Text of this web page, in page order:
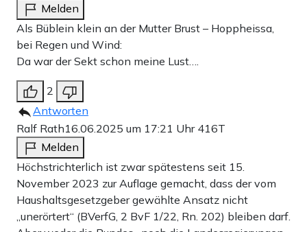
Melden
Als Büblein klein an der Mutter Brust – Hoppheissa,
bei Regen und Wind:
Da war der Sekt schon meine Lust….
2
Antworten
Ralf Rath16.06.2025 um 17:21 Uhr 416T
Melden
Höchstrichterlich ist zwar spätestens seit 15.
November 2023 zur Auflage gemacht, dass der vom
Haushaltsgesetzgeber gewählte Ansatz nicht
„unerörtert“ (BVerfG, 2 BvF 1/22, Rn. 202) bleiben darf.